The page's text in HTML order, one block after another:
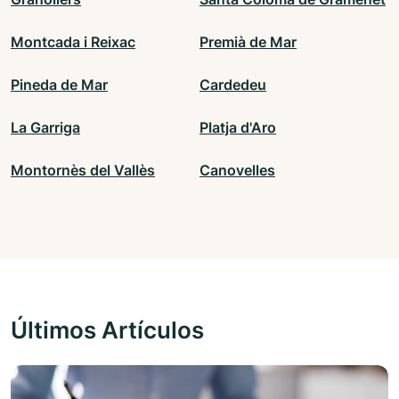
Montcada i Reixac Premià de Mar
Pineda de Mar Cardedeu
La Garriga Platja d'Aro
Montornès del Vallès Canovelles
Últimos Artículos